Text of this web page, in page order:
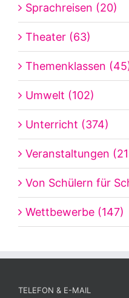
Sprachreisen (20)
Theater (63)
Themenklassen
Umwelt (102)
Unterricht (374)
Veranstaltungen
Von Schülern für
Wettbewerbe (147)
TELEFON & E-MAIL